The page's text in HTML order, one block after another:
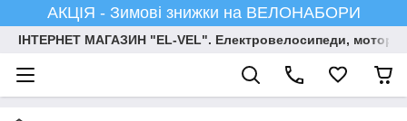
АКЦІЯ - Зимові знижки на ВЕЛОНАБОРИ
ІНТЕРНЕТ МАГАЗИН "EL-VEL". Електровелосипеди, мотор-